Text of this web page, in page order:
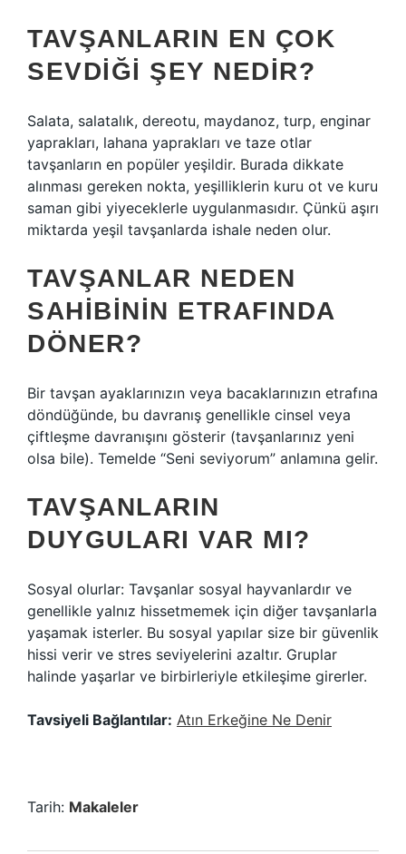
TAVŞANLARIN EN ÇOK
SEVDIĞI ŞEY NEDIR?
Salata, salatalık, dereotu, maydanoz, turp, enginar
yaprakları, lahana yaprakları ve taze otlar
tavşanların en popüler yeşildir. Burada dikkate
alınması gereken nokta, yeşilliklerin kuru ot ve kuru
saman gibi yiyeceklerle uygulanmasıdır. Çünkü aşırı
miktarda yeşil tavşanlarda ishale neden olur.
TAVŞANLAR NEDEN
SAHIBININ ETRAFINDA
DÖNER?
Bir tavşan ayaklarınızın veya bacaklarınızın etrafına
döndüğünde, bu davranış genellikle cinsel veya
çiftleşme davranışını gösterir (tavşanlarınız yeni
olsa bile). Temelde “Seni seviyorum” anlamına gelir.
TAVŞANLARIN
DUYGULARI VAR MI?
Sosyal olurlar: Tavşanlar sosyal hayvanlardır ve
genellikle yalnız hissetmemek için diğer tavşanlarla
yaşamak isterler. Bu sosyal yapılar size bir güvenlik
hissi verir ve stres seviyelerini azaltır. Gruplar
halinde yaşarlar ve birbirleriyle etkileşime girerler.
Tavsiyeli Bağlantılar: Atın Erkeğine Ne Denir
Tarih: Makaleler